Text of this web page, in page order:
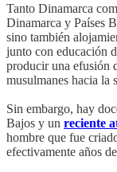
Tanto Dinamarca
Dinamarca y Países
sino también
junto con educación
producir una efusión
musulmanes hacia la
Sin embargo, hay
Bajos y un reciente
hombre que fue
efectivamente años